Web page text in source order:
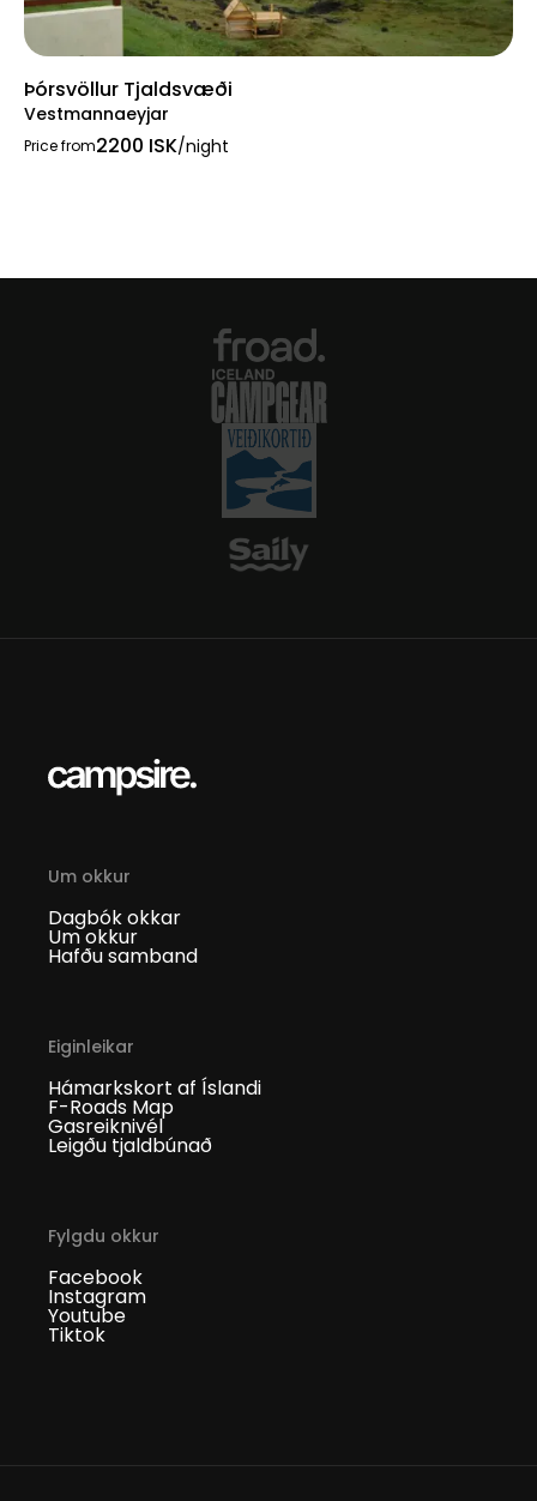
Þórsvöllur Tjaldsvæði
Vestmannaeyjar
Price from2200 ISK/night
Um okkur
Dagbók okkar
Um okkur
Hafðu samband
Eiginleikar
Hámarkskort af Íslandi
F-Roads Map
Gasreiknivél
Leigðu tjaldbúnað
Fylgdu okkur
Facebook
Instagram
Youtube
Tiktok